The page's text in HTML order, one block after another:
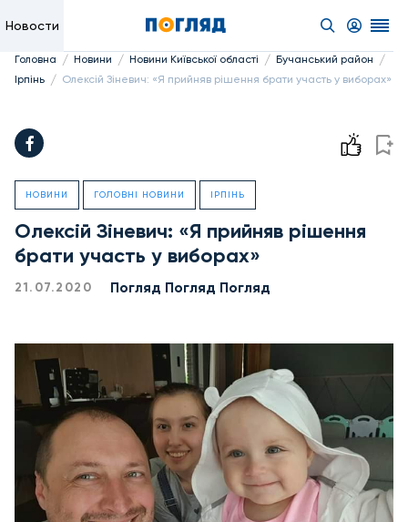
Новости
Головна / Новини / Новини Київської області / Бучанський район /
Ірпінь / Олексій Зіневич: «Я прийняв рішення брати участь у виборах»
НОВИНИ ГОЛОВНІ НОВИНИ ІРПІНЬ
Олексій Зіневич: «Я прийняв рішення
брати участь у виборах»
21.07.2020 Погляд Погляд Погляд